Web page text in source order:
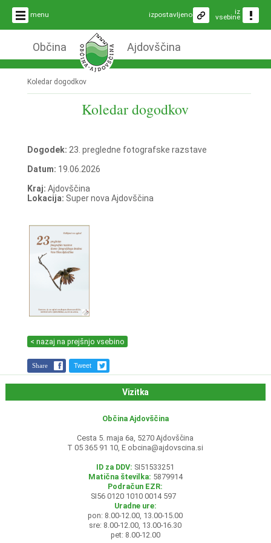
menu iz
vsebine
izpostavljeno
Občina Ajdovščina
Koledar dogodkov
Koledar dogodkov
Dogodek: 23. pregledne fotografske razstave
Datum: 19.06.2026
Kraj: Ajdovščina
Lokacija: Super nova Ajdovščina
< nazaj na prejšnjo vsebino
Share Tweet
Vizitka
Občina Ajdovščina
Cesta 5. maja 6a, 5270 Ajdovščina
T 05 365 91 10, E obcina@ajdovscina.si
ID za DDV: SI51533251
Matična številka: 5879914
Podračun EZR:
SI56 0120 1010 0014 597
Uradne ure:
pon: 8.00-12.00, 13.00-15.00
sre: 8.00-12.00, 13.00-16.30
pet: 8.00-12.00